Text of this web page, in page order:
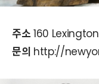
주소 160
문의 http://